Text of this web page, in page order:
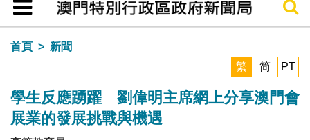
目錄
搜尋
首頁
新聞
繁
简 PT
學生反應踴躍 劉偉明主席網上分享澳門會
展業的發展挑戰與機遇